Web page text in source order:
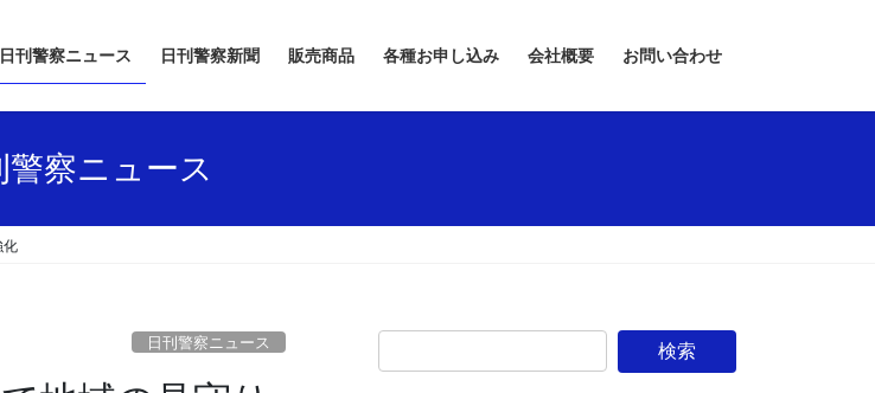
日刊警察ニュース 日刊警察新聞 販売商品 各種お申し込み 会社概要 お問い合わせ
警察ニュース
化
日刊警察ニュース